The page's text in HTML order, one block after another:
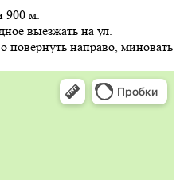
900 м.
выезжать на ул.
повернуть направо, миновать